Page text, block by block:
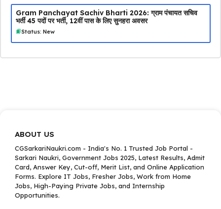
Gram Panchayat Sachiv Bharti 2026: ग्राम पंचायत सचिव
भर्ती 45 पदों पर भर्ती, 12वीं पास के लिए सुनहरा अवसर
Status: New
ABOUT US
CGSarkariNaukri.com - India's No. 1 Trusted Job Portal -
Sarkari Naukri, Government Jobs 2025, Latest Results, Admit
Card, Answer Key, Cut-off, Merit List, and Online Application
Forms. Explore IT Jobs, Fresher Jobs, Work from Home
Jobs, High-Paying Private Jobs, and Internship
Opportunities.